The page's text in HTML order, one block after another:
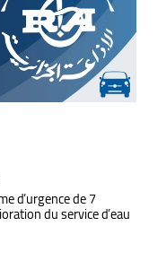
d’urgence de 7
du service d’eau